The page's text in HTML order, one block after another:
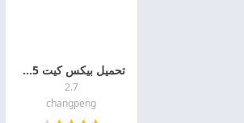
تحميل بيكس كيت 2025 PicsKit APK اخر اصدار مجانا
2.7
changpeng